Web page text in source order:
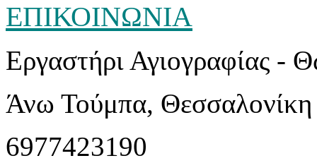
ΕΠΙΚΟΙΝΩΝΙΑ
Εργαστήρι Αγιογραφίας -
Άνω Τούμπα, Θεσσαλονίκη
6977423190